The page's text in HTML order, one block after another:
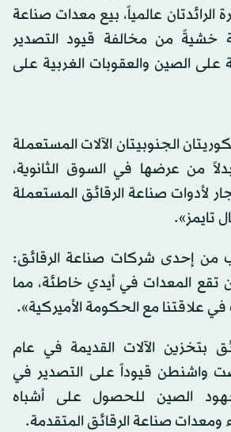
الرائدتان عالمياً، بيع معدات صناعة
خشيةً من مخالفة قيود التصدير
على الصين والعقوبات الغربية على
الجنوبيتان الآلات المستعملة
من عرضها في السوق الثانوية،
لأدوات صناعة الرقائق المستعملة
تايمز».
إحدى شركات صناعة الرقائق:
المعدات في أيدي خاطئة، مما
علاقتنا مع الحكومة الأميركية».
بتخزين الآلات القديمة في عام
فرضت واشنطن قيوداً على التصدير في
الصين للحصول على أشباه
ومعدات صناعة الرقائق المتقدمة.